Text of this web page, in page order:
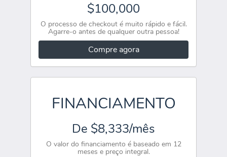
$100,000
O processo de checkout é muito rápido e fácil.
Agarre-o antes de qualquer outra pessoa!
Compre agora
FINANCIAMENTO
De $8,333/mês
O valor do financiamento é baseado em 12
meses e preço integral.